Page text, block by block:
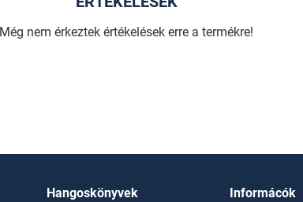
Még nem érkeztek értékelések erre a termékre!
Hangoskönyvek Informácók